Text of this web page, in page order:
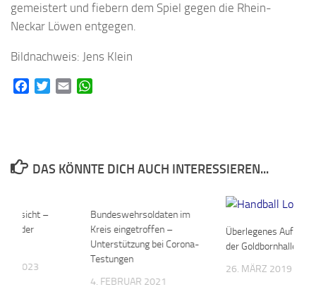
gemeistert und fiebern dem Spiel gegen die Rhein-
Neckar Löwen entgegen.
Bildnachweis: Jens Klein
FacebookTwitterEmail
DAS KÖNNTE DICH AUCH INTERESSIEREN...
Bundeswehrsoldaten im
Kreis eingetroffen –
Unterstützung bei Corona-
Testungen
4. FEBRUAR 2021
Überlegenes
der Goldbornhalle
26. MÄRZ 2019
Gesicht –
in der
2023